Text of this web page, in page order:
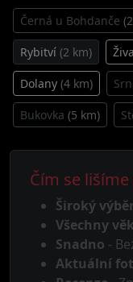
Černá u Bohdanče
Rybitví (2 km)
Dolany (4 km)
Bukovka (5 km)
Čím se
Široký
Všechny
Snadno -
Aktuální